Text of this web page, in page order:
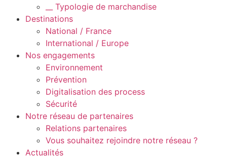
__ Typologie de marchandise
Destinations
National / France
International / Europe
Nos engagements
Environnement
Prévention
Digitalisation des process
Sécurité
Notre réseau de partenaires
Relations partenaires
Vous souhaitez rejoindre notre réseau ?
Actualités